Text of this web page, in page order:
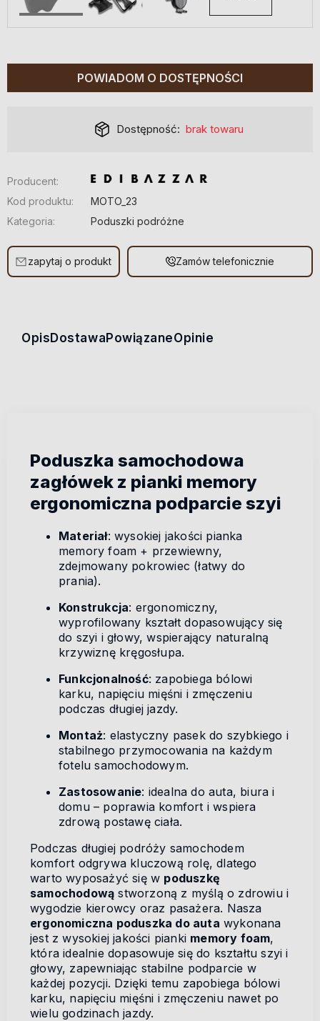
POWIADOM O DOSTĘPNOŚCI
Dostępność: brak towaru
Producent:
Kod produktu:
MOTO_23
Kategoria:
Poduszki podróżne
zapytaj o produkt Zamów telefonicznie
Opis Dostawa PowiązaneOpinie
Poduszka samochodowa
zagłówek z pianki memory
ergonomiczna podparcie szyi
Materiał: wysokiej jakości pianka
memory foam + przewiewny,
zdejmowany pokrowiec (łatwy do
prania).
Konstrukcja: ergonomiczny,
wyprofilowany kształt dopasowujący się
do szyi i głowy, wspierający naturalną
krzywiznę kręgosłupa.
Funkcjonalność: zapobiega bólowi
karku, napięciu mięśni i zmęczeniu
podczas długiej jazdy.
Montaż: elastyczny pasek do szybkiego i
stabilnego przymocowania na każdym
fotelu samochodowym.
Zastosowanie: idealna do auta, biura i
domu – poprawia komfort i wspiera
zdrową postawę ciała.
Podczas długiej podróży samochodem
komfort odgrywa kluczową rolę, dlatego
warto wyposażyć się w poduszkę
samochodową stworzoną z myślą o zdrowiu i
wygodzie kierowcy oraz pasażera. Nasza
ergonomiczna poduszka do auta wykonana
jest z wysokiej jakości pianki memory foam,
która idealnie dopasowuje się do kształtu szyi i
głowy, zapewniając stabilne podparcie w
każdej pozycji. Dzięki temu zapobiega bólowi
karku, napięciu mięśni i zmęczeniu nawet po
wielu godzinach jazdy.